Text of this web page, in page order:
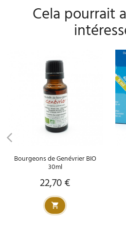
Cela pourrait
Bourgeons de Genévrier BIO
30ml
Prix
22,70 €